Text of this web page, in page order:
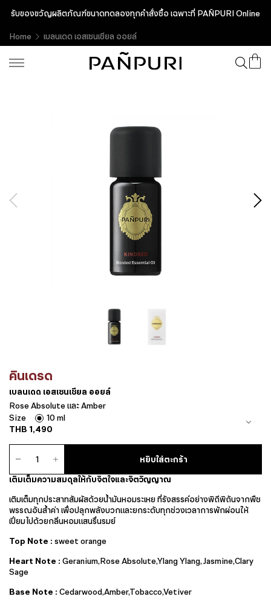
รับของขวัญผลิตภัณฑ์ขนาดทดลองทุกคำสั่งซื้อ เฉพาะที่ PAÑPURI Online
Home
เบลนเดด เอสเซนเชียล ออยล์
คินเดรด
เบลนเดด เอสเซนเชียล ออยล์
Rose Absolute และ Amber
Size
10 ml
THB 1,490
จำนวน
เดด
ส
เซน
เชีย
ล
ออ
ยล์
ชิ้น
หยิบใส่ตะกร้า
เติมเต็มความสมดุลให้กับจิตใจและจิตวิญญาณ
เติมเต็มทุกประสาทสัมผัสด้วยน้ำมันหอมระเหย ที่รังสรรค์อย่างพิถีพิถันจากพืช
พรรณอันล้ำค่า เพื่อปลุกพลังบวกและยกระดับทุกช่วงเวลาการพักผ่อนให้
เปี่ยมไปด้วยกลิ่นหอมแสนรื่นรมย์
Top Note :sweet orange
Heart Note :Geranium,Rose Absolute,Ylang Ylang,Jasmine,Clary
Sage
Base Note :Cedarwood,Amber,Tobacco,Vetiver